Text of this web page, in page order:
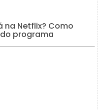
na Netflix? Como
programa